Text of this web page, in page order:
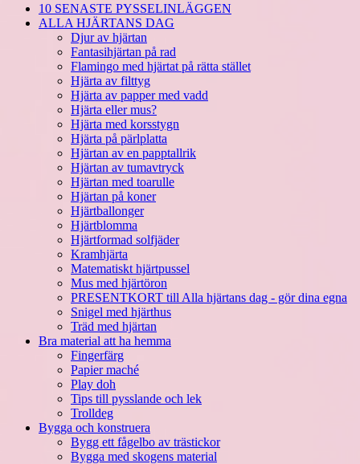
10 SENASTE PYSSELINLÄGGEN
ALLA HJÄRTANS DAG
Djur av hjärtan
Fantasihjärtan på rad
Flamingo med hjärtat på rätta stället
Hjärta av filttyg
Hjärta av papper med vadd
Hjärta eller mus?
Hjärta med korsstygn
Hjärta på pärlplatta
Hjärtan av en papptallrik
Hjärtan av tumavtryck
Hjärtan med toarulle
Hjärtan på koner
Hjärtballonger
Hjärtblomma
Hjärtformad solfjäder
Kramhjärta
Matematiskt hjärtpussel
Mus med hjärtöron
PRESENTKORT till Alla hjärtans dag - gör dina egna
Snigel med hjärthus
Träd med hjärtan
Bra material att ha hemma
Fingerfärg
Papier maché
Play doh
Tips till pysslande och lek
Trolldeg
Bygga och konstruera
Bygg ett fågelbo av trästickor
Bygga med skogens material